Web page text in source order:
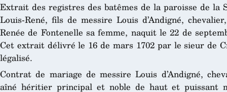
Extrait des registres des batêmes de la paroisse de la
Louis-René, fils de messire Louis d’Andigné,
Renée de Fontenelle sa femme, naquit le 22 de
Cet extrait délivré le 16 de mars 1702 par le sieur de
légalisé.
Contrat de mariage de messire Louis d’Andigné,
aîné héritier principal et noble de haut et puissant